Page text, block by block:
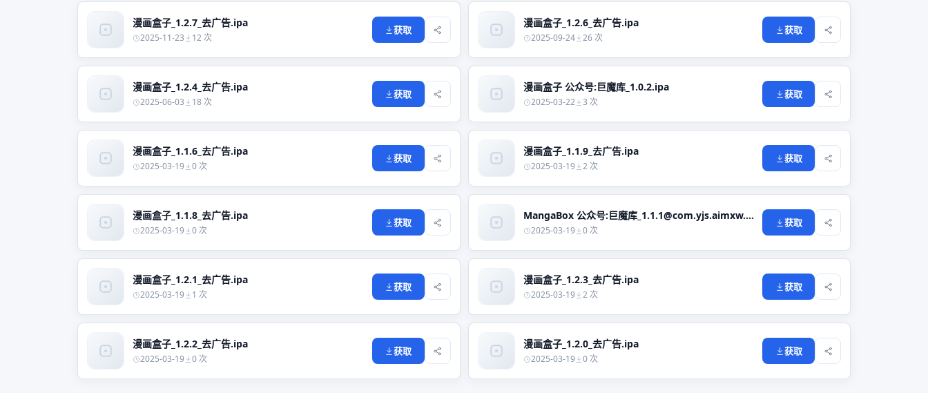
漫画盒子_1.2.7_去广告.ipa
2025-11-23 12 次
获取
漫画盒子_1.2.6_去广告.ipa
2025-09-24 26 次
获取
漫画盒子_1.2.4_去广告.ipa
2025-06-03 18 次
获取
漫画盒子 公众号:巨魔库_1.0.2.ipa
2025-03-22 3 次
获取
漫画盒子_1.1.6_去广告.ipa
2025-03-19 0 次
获取
漫画盒子_1.1.9_去广告.ipa
2025-03-19 2 次
获取
漫画盒子_1.1.8_去广告.ipa
2025-03-19 0 次
获取
MangaBox 公众号:巨魔库_1.1.1@com.yjs.aimxw.ipa
2025-03-19 0 次
获取
漫画盒子_1.2.1_去广告.ipa
2025-03-19 1 次
获取
漫画盒子_1.2.3_去广告.ipa
2025-03-19 2 次
获取
漫画盒子_1.2.2_去广告.ipa
2025-03-19 0 次
获取
漫画盒子_1.2.0_去广告.ipa
2025-03-19 0 次
获取